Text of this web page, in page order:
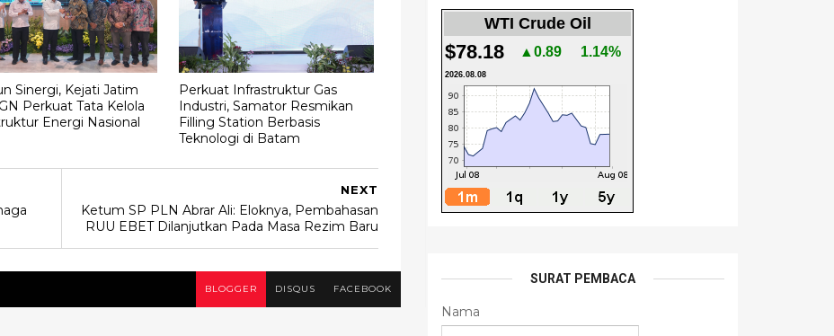
Sinergi, Kejati Jatim
Perkuat Tata Kelola
Energi Nasional
Perkuat Infrastruktur Gas
Industri, Samator Resmikan
Filling Station Berbasis
Teknologi di Batam
NEXT
Ketum SP PLN Abrar Ali: Eloknya, Pembahasan
RUU EBET Dilanjutkan Pada Masa Rezim Baru
BLOGGER DISQUS FACEBOOK
WTI Crude Oil
$78.18 ▲0.89 1.14%
2026.08.08
SURAT PEMBACA
Nama